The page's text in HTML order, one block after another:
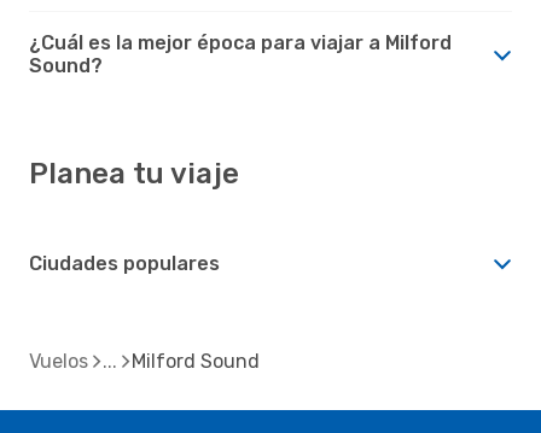
¿Cuál es la mejor época para viajar a Milford
Sound?
Planea tu viaje
Ciudades populares
Vuelos Milford Sound